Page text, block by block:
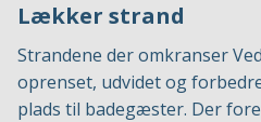
Lækker strand
Strandene der omkranser
oprenset, udvidet og
plads til badegæster. Der